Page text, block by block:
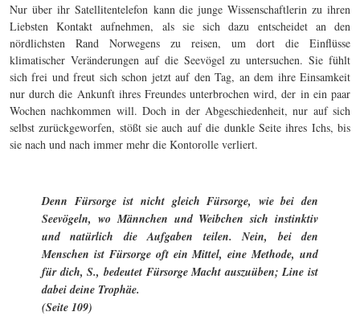
Nur über ihr Satellitentelefon kann die junge Wissenschaftlerin zu ihren
Liebsten Kontakt aufnehmen, als sie sich dazu entscheidet an den
nördlichsten Rand Norwegens zu reisen, um dort die Einflüsse
klimatischer Veränderungen auf die Seevögel zu untersuchen. Sie fühlt
sich frei und freut sich schon jetzt auf den Tag, an dem ihre Einsamkeit
nur durch die Ankunft ihres Freundes unterbrochen wird, der in ein paar
Wochen nachkommen will. Doch in der Abgeschiedenheit, nur auf sich
selbst zurückgeworfen, stößt sie auch auf die dunkle Seite ihres Ichs, bis
sie nach und nach immer mehr die Kontorolle verliert.
Denn Fürsorge ist nicht gleich Fürsorge, wie bei den
Seevögeln, wo Männchen und Weibchen sich instinktiv
und natürlich die Aufgaben teilen. Nein, bei den
Menschen ist Fürsorge oft ein Mittel, eine Methode, und
für dich, S., bedeutet Fürsorge Macht auszuüben; Line ist
dabei deine Trophäe.
(Seite 109)